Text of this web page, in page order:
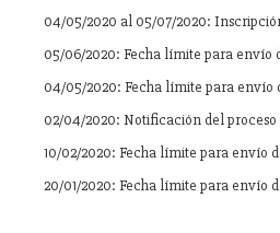
04/05/2020 al 05/07/2020:
05/06/2020: Fecha límite para envío
04/05/2020: Fecha límite para envío
02/04/2020: Notificación del proceso
10/02/2020: Fecha límite para envío
20/01/2020: Fecha límite para envío